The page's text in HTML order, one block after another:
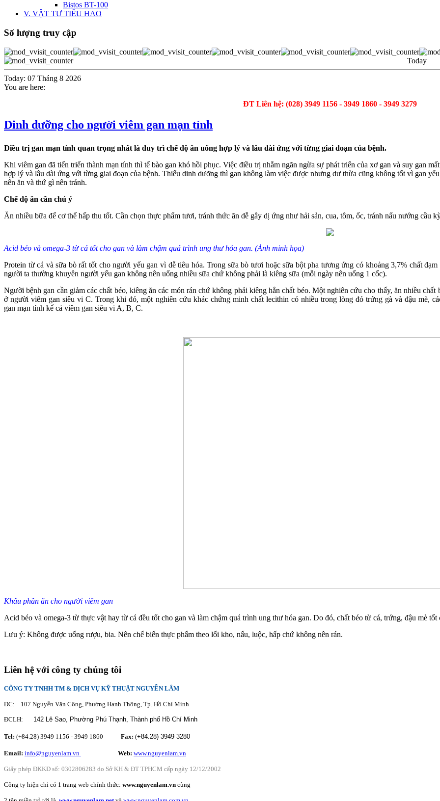
Bistos BT-100
V. VẬT TƯ TIÊU HAO
Số lượng truy cập
Today
Today: 07 Tháng 8 2026
You are here:
ĐT Liên hệ: (028) 3949 1156 - 3949 1860 - 3949 3279
Dinh dưỡng cho người viêm gan mạn tính
Điều trị gan mạn tính quan trọng nhất là duy trì chế độ ăn uống hợp lý và lâu dài ứng với từng giai đoạn của bệnh.
Khi viêm gan đã tiến triển thành mạn tính thì tế bào gan khó hồi phục. Việc điều trị nhằm ngăn ngừa sự phát triển của xơ gan và suy gan
hợp lý và lâu dài ứng với từng giai đoạn của bệnh. Thiếu dinh dưỡng thì gan không làm việc được nhưng dư thừa cũng không tốt vì gan
nên ăn và thứ gì nên tránh.
Chế độ ăn cần chú ý
Ăn nhiều bữa để cơ thể hấp thu tốt. Cần chọn thực phẩm tươi, tránh thức ăn dễ gây dị ứng như hải sản, cua, tôm, ốc, tránh nấu nướng cầu
Acid béo và omega-3 từ cá tốt cho gan và làm chậm quá trình ung thư hóa gan. (Ảnh minh họa)
Protein từ cá và sữa bò rất tốt cho người yếu gan vì dễ tiêu hóa. Trong sữa bò tươi hoặc sữa bột pha tương ứng có khoảng 3,7% chất
người ta thường khuyên người yếu gan không nên uống nhiều sữa chứ không phải là kiêng sữa (mỗi ngày nên uống 1 cốc).
Người bệnh gan cần giảm các chất béo, kiêng ăn các món rán chứ không phải kiêng hẳn chất béo. Một nghiên cứu cho thấy, ăn nhiều
ở người viêm gan siêu vi C. Trong khi đó, một nghiên cứu khác chứng minh chất lecithin có nhiều trong lòng đỏ trứng gà và đậu mè,
gan mạn tính kể cả viêm gan siêu vi A, B, C.
Khẩu phần ăn cho người viêm gan
Acid béo và omega-3 từ thực vật hay từ cá đều tốt cho gan và làm chậm quá trình ung thư hóa gan. Do đó, chất béo từ cá, trứng, đậu mè
Lưu ý: Không được uống rượu, bia. Nên chế biến thực phẩm theo lối kho, nấu, luộc, hấp chứ không nên rán.
Liên hệ với công ty chúng tôi
CÔNG TY TNHH TM & DỊCH VỤ KỸ THUẬT NGUYỄN LÂM
ĐC: 107 Nguyễn Văn Công, Phường Hạnh Thông, Tp. Hồ Chí Minh
ĐCLH: 142 Lê Sao, Phường Phú Thạnh, Thành phố Hồ Chí Minh
Tel: (+84.28) 3949 1156 - 3949 1860 Fax: (+84.28) 3949 3280
Email: info@nguyenlam.vn Web: www.nguyenlam.vn
Giấy phép ĐKKD số: 0302806283 do Sở KH & ĐT TPHCM cấp ngày 12/12/2002
Công ty hiện chỉ có 1 trang web chính thức: www.nguyenlam.vn cùng